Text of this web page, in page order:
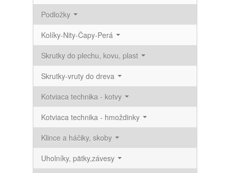
Podložky
Kolíky-Nity-Čapy-Perá
Skrutky do plechu, kovu, plast
Skrutky-vruty do dreva
Kotviaca technika - kotvy
Kotviaca technika - hmoždinky
Klince a háčiky, skoby
Uholníky, pätky,závesy